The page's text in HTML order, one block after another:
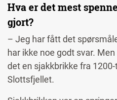
Hva er det mest
gjort?
– Jeg har fått det
har ikke noe godt svar.
det en sjakkbrikke fra
Slottsfjellet.